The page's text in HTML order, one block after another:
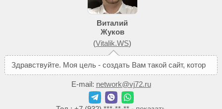
Виталий
Жуков
(Vitalik.WS)
Здравствуйте. Моя цель - создать Вам такой сайт,
который поможет
E-mail:network@vj72.ru